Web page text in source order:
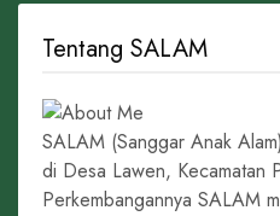
Tentang SALAM
SALAM (Sanggar Anak
di Desa Lawen, Kecamatan
Perkembangannya SALAM